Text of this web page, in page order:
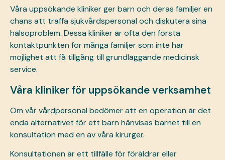
Våra uppsökande kliniker ger barn och deras familjer en
chans att träffa sjukvårdspersonal och diskutera sina
hälsoproblem. Dessa kliniker är ofta den första
kontaktpunkten för många familjer som inte har
möjlighet att få tillgång till grundläggande medicinsk
service.
Våra kliniker för uppsökande verksamhet
Om vår vårdpersonal bedömer att en operation är det
enda alternativet för ett barn hänvisas barnet till en
konsultation med en av våra kirurger.
Konsultationen är ett tillfälle för föräldrar eller